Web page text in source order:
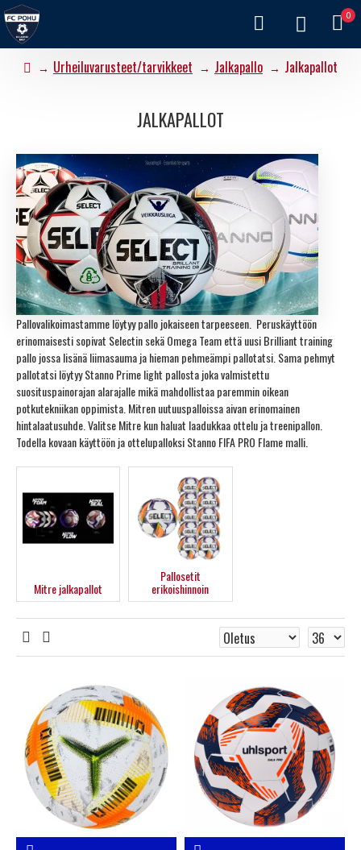
0
Urheiluvarusteet/tarvikkeet Jalkapallo Jalkapallot
JALKAPALLOT
Pallovalikoimastamme löytyy pallo jokaiseen tarpeeseen. Peruskäyttöön
erinomaisesti sopivat Selectin sekä Omega Team että uusi Brilliant training
pallo jossa lisänä liimasauma ja hieman pehmeämpi pallotatsi. Sama pehmyt
pallotatsi löytyy Stanno Prime light pallosta joka valmistettu
suosituspainorajan alarajalle mikä mahdollistaa paremmin oikean
potkutekniikan oppimista. Mitren uutuuspalloissa aivan erinomainen
hintalaatusuhde. Valitse Mitre kun haluat laadukkaa ottelu ja treenipallon.
Todella kovaan käyttöön ja ottelupalloksi Stanno FIFA PRO Flame malli.
Mitre jalkapallot
Pallosetit
erikoishinnoin